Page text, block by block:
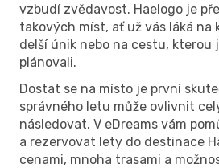
vzbudí zvědavost. Haelogo je
takových míst, ať už vás láká na
delší únik nebo na cestu, kterou
plánovali.
Dostat se na místo je první
správného letu může ovlivnit
následovat. V eDreams vám
a rezervovat lety do destinace
cenami, mnoha trasami a